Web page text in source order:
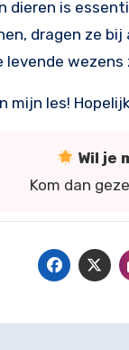
dieren is
dragen ze
levende wezens
mijn les!
Wil je
Kom dan